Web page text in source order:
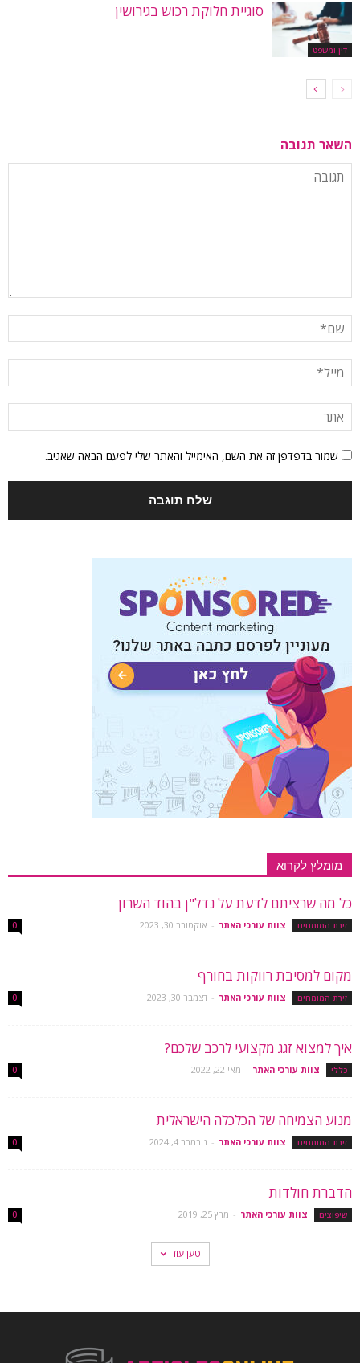
דין ומשפט
סוגיית חלוקת רכוש בגירושין
השאר תגובה
שמור בדפדפן זה את השם, האימייל והאתר שלי לפעם הבאה שאגיב.
מומלץ לקרוא
כל מה שרציתם לדעת על נדל"ן בהוד השרון
זירת המומחים צוות עורכי האתר - אוקטובר 30, 2023 0
מקום למסיבת רווקות בחורף
זירת המומחים צוות עורכי האתר - דצמבר 30, 2023 0
איך למצוא זגג מקצועי לרכב שלכם?
כללי צוות עורכי האתר - מאי 22, 2022 0
מנוע הצמיחה של הכלכלה הישראלית
זירת המומחים צוות עורכי האתר - נובמבר 4, 2024 0
הדברת חולדות
שיפוצים צוות עורכי האתר - מרץ 25, 2019 0
טען עוד